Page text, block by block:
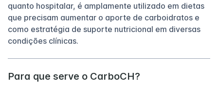
quanto hospitalar, é amplamente utilizado em dietas
que precisam aumentar o aporte de carboidratos e
como estratégia de suporte nutricional em diversas
condições clínicas.
Para que serve o CarboCH?